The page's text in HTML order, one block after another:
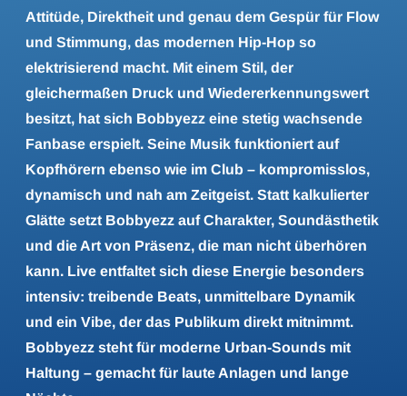
Attitüde, Direktheit und genau dem Gespür für Flow
und Stimmung, das modernen Hip-Hop so
elektrisierend macht. Mit einem Stil, der
gleichermaßen Druck und Wiedererkennungswert
besitzt, hat sich Bobbyezz eine stetig wachsende
Fanbase erspielt. Seine Musik funktioniert auf
Kopfhörern ebenso wie im Club – kompromisslos,
dynamisch und nah am Zeitgeist. Statt kalkulierter
Glätte setzt Bobbyezz auf Charakter, Soundästhetik
und die Art von Präsenz, die man nicht überhören
kann. Live entfaltet sich diese Energie besonders
intensiv: treibende Beats, unmittelbare Dynamik
und ein Vibe, der das Publikum direkt mitnimmt.
Bobbyezz steht für moderne Urban-Sounds mit
Haltung – gemacht für laute Anlagen und lange